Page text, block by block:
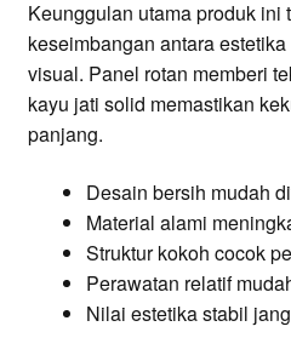
Keunggulan utama produk ini
keseimbangan antara
visual. Panel rotan memberi
kayu jati solid memastikan
panjang.
Desain bersih mudah
Material alami
Struktur kokoh cocok
Perawatan relatif
Nilai estetika stabil